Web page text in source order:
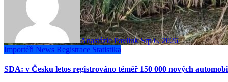
Anastázie PavliukSrp 6, 2026
Importéři News Registrace Statistika
SDA: v Česku letos registrováno téměř 150 000 nových